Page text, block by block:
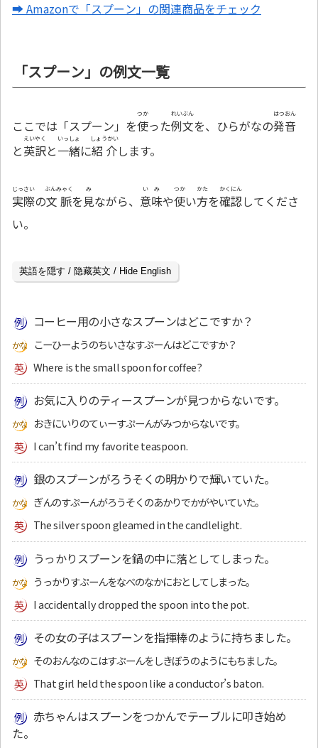
➡ Amazonで「スプーン」の関連商品をチェック
「スプーン」の例文一覧
ここでは「スプーン」を使
つか
った例文
れいぶん
を、ひらがなの発音
はつおん
と英訳
えいやく
と一緒
いっしょ
に紹介
しょうかい
します。
実際
じっさい
の文脈
ぶんみゃく
を見
み
ながら、 意味
いみ
や使
つか
い方
かた
を確認
かくにん
してくださ
い。
英語を隠す / 隐藏英文 / Hide English
コーヒー用の小さなスプーンはどこですか？
こーひーようのちいさなすぷーんはどこですか？
Where is the small spoon for coffee?
お気に入りのティースプーンが見つからないです。
おきにいりのてぃーすぷーんがみつからないです。
I can’t find my favorite teaspoon.
銀のスプーンがろうそくの明かりで輝いていた。
ぎんのすぷーんがろうそくのあかりでかがやいていた。
The silver spoon gleamed in the candlelight.
うっかりスプーンを鍋の中に落としてしまった。
うっかりすぷーんをなべのなかにおとしてしまった。
I accidentally dropped the spoon into the pot.
その女の子はスプーンを指揮棒のように持ちました。
そのおんなのこはすぷーんをしきぼうのようにもちました。
That girl held the spoon like a conductor’s baton.
赤ちゃんはスプーンをつかんでテーブルに叩き始め
た。